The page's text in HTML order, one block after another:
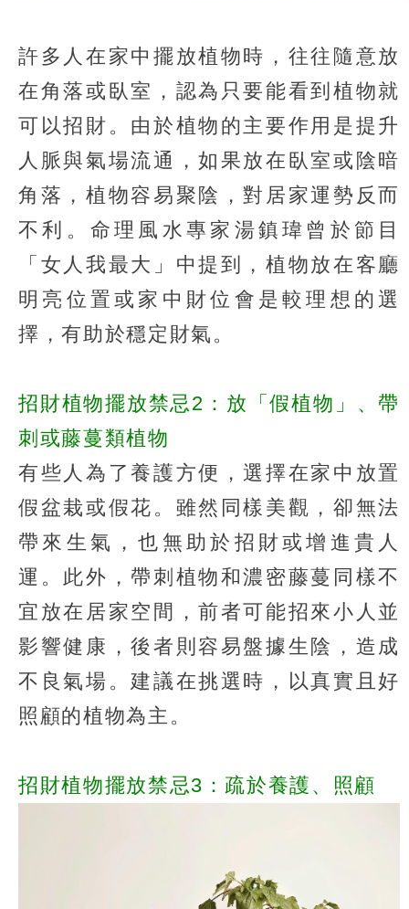
許多人在家中擺放植物時，往往隨意放
在角落或臥室，認為只要能看到植物就
可以招財。由於植物的主要作用是提升
人脈與氣場流通，如果放在臥室或陰暗
角落，植物容易聚陰，對居家運勢反而
不利。命理風水專家湯鎮瑋曾於節目
「女人我最大」中提到，植物放在客廳
明亮位置或家中財位會是較理想的選
擇，有助於穩定財氣。
招財植物擺放禁忌2：放「假植物」、帶
刺或藤蔓類植物
有些人為了養護方便，選擇在家中放置
假盆栽或假花。雖然同樣美觀，卻無法
帶來生氣，也無助於招財或增進貴人
運。此外，帶刺植物和濃密藤蔓同樣不
宜放在居家空間，前者可能招來小人並
影響健康，後者則容易盤據生陰，造成
不良氣場。建議在挑選時，以真實且好
照顧的植物為主。
招財植物擺放禁忌3：疏於養護、照顧